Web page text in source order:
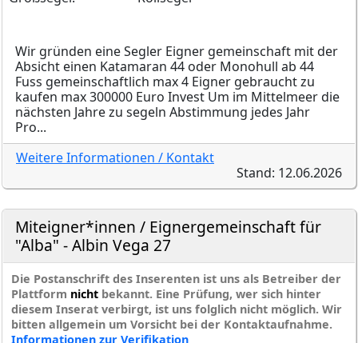
Wir gründen eine Segler Eigner gemeinschaft mit der
Absicht einen Katamaran 44 oder Monohull ab 44
Fuss gemeinschaftlich max 4 Eigner gebraucht zu
kaufen max 300000 Euro Invest Um im Mittelmeer die
nächsten Jahre zu segeln Abstimmung jedes Jahr
Pro...
Weitere Informationen / Kontakt
Stand: 12.06.2026
Miteigner*innen / Eignergemeinschaft für
"Alba" - Albin Vega 27
Die Postanschrift des Inserenten ist uns als Betreiber der
Plattform nicht bekannt. Eine Prüfung, wer sich hinter
diesem Inserat verbirgt, ist uns folglich nicht möglich. Wir
bitten allgemein um Vorsicht bei der Kontaktaufnahme.
Informationen zur Verifikation